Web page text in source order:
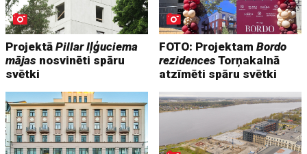
ProjektāPillar Iļģuciema
mājas nosvinēti spāru
svētki
FOTO: ProjektamBordo
rezidencesTorņakalnā
atzīmēti spāru svētki